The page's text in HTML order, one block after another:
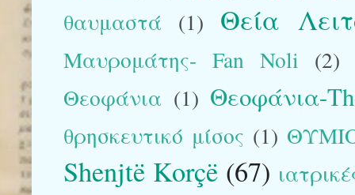
θαυμαστά
(1) Θεία
Μαυρομάτης- Fan Noli (2)
Θεοφάνια (1) Θεοφάνια-
θρησκευτικό μίσος (1)
Shenjtë Korçë (67)